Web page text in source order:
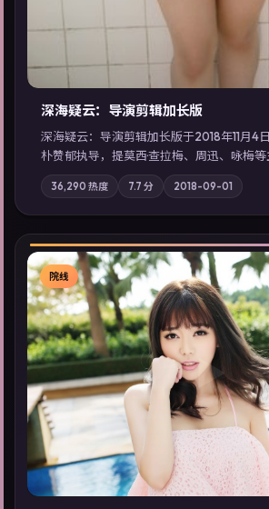
深海疑云：导演剪辑加长版
深海疑云：导演剪辑加长版于2018年11月4
朴赞郁执导，提莫西·查拉梅、周迅、咏梅
叙事主轴，亲情与职责必须在倒计时结束前
乐强化地域气质；站内亦可通过「国产免费
看」延展检索同类型高分佳作，畅享高清
36,290 热度 7.7 分 2018-09-01
▶
院线